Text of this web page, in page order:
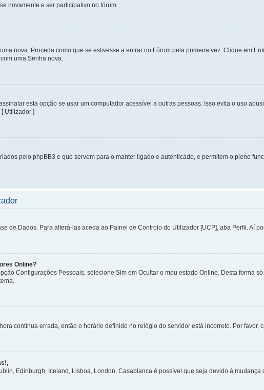
novamente e ser participativo no fórum.
nova. Proceda como que se estivesse a entrar no Fórum pela primeira vez. Clique em
uma Senha nova.
esta opção se usar um computador acessível a outras pessoas. Isso evita o uso
Utilizador ]
pelo phpBB3 e que servem para o manter ligado e autenticado, e permitem o pleno
de Dados. Para alterá-las aceda ao Painel de Controlo do Utilizador [UCP], aba Perfil. Aí
Online?
Configurações Pessoais, selecione Sim em Ocultar o meu estado Online. Desta forma
continua errada, então o horário definido no relógio do servidor está incorreto. Por favor,
Edinburgh, Iceland, Lisboa, London, Casablanca é possível que seja devido à mudança